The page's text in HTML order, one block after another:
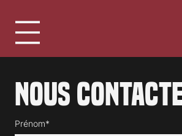
Nous